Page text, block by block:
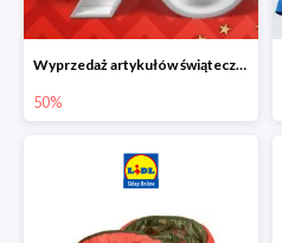
Wyprzedaż artykułów świątecznych w Lidlu Online
50%